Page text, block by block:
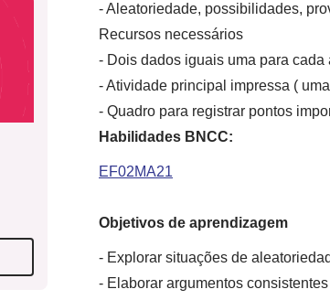
- Aleatoriedade, possibilidades,
Recursos necessários
- Dois dados iguais uma para
- Atividade principal impressa (
- Quadro para registrar pontos
Habilidades BNCC:
EF02MA21
Objetivos de aprendizagem
- Explorar situações de
- Elaborar argumentos